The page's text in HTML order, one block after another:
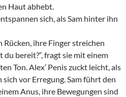
Haut abhebt.
sich, als Sam hinter ihn
Rücken, ihre Finger streichen
du bereit?“, fragt sie mit einem
Ton. Alex’ Penis zuckt leicht, als
vor Erregung. Sam führt den
Anus, ihre Bewegungen sind